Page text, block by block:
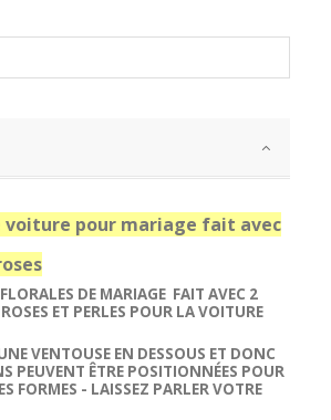
voiture pour mariage fait avec
DE MARIAGE FAIT AVEC 2
ROSES ET PERLES POUR LA VOITURE
VENTOUSE EN DESSOUS ET DONC
PEUVENT ÊTRE POSITIONNÉES POUR
FORMES - LAISSEZ PARLER VOTRE